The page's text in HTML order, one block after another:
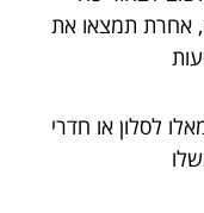
אחרת תמצאו את
לסלון או חדרי